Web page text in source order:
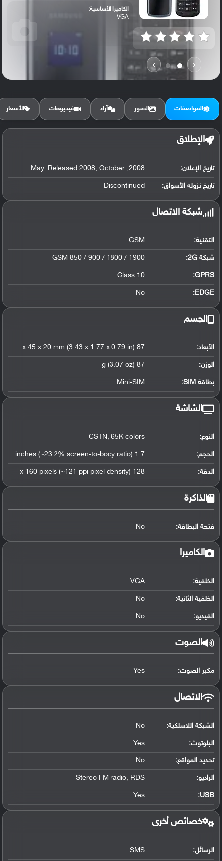
‹
›
الكاميرا الأساسية:
VGA
المواصفات الصور آراء فيديوهات الأسعار
الإطلاق
تاريخ الإعلان: 2008, May. Released 2008, October
تاريخ نزوله الأسواق: Discontinued
شبكة الاتصال
التقنية: GSM
شبكة 2G: GSM 850 / 900 / 1800 / 1900
GPRS:
Class 10
EDGE:
No
الجسم
الأبعاد: 87 x 45 x 20 mm (3.43 x 1.77 x 0.79 in)
الوزن: 87 g (3.07 oz)
بطاقة SIM: Mini-SIM
الشاشة
النوع: CSTN, 65K colors
الحجم: 1.7 inches (~23.2% screen-to-body ratio)
الدقة: 128 x 160 pixels (~121 ppi pixel density)
الذاكرة
فتحة البطاقة: No
الكاميرا
الخلفية: VGA
الخلفية الثانية: No
الفيديو: No
الصوت
مكبر الصوت: Yes
الاتصال
الشبكة اللاسلكية: No
البلوتوث:
Yes
تحديد المواقع:
No
الراديو: Stereo FM radio, RDS
USB
:
Yes
خصائص أخرى
الرسائل: SMS